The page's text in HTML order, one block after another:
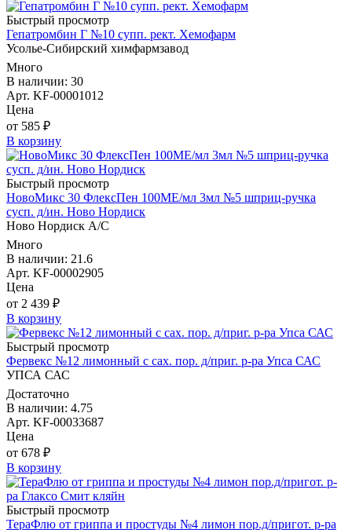
Быстрый просмотр
Гепатромбин Г №10 супп. рект. Хемофарм
Усолье-Сибирский химфармзавод
Много
В наличии: 30
Арт. KF-00001012
Цена
от 585 ₽
В корзину
Быстрый просмотр
НовоМикс 30 ФлексПен 100МЕ/мл 3мл №5 шприц-ручка
сусп. д/ин. Ново Нордиск
Ново Нордиск А/С
Много
В наличии: 21.6
Арт. KF-00002905
Цена
от 2 439 ₽
В корзину
Быстрый просмотр
Фервекс №12 лимонный с сах. пор. д/приг. р-ра Упса САС
УПСА САС
Достаточно
В наличии: 4.75
Арт. KF-00033687
Цена
от 678 ₽
В корзину
Быстрый просмотр
ТераФлю от гриппа и простуды №4 лимон пор.д/пригот. р-ра